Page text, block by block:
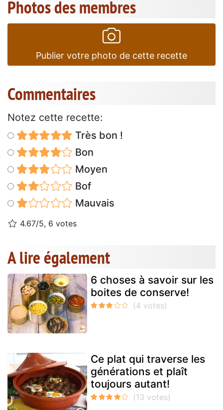
Photos des membres
Publier votre photo de cette recette
Commentaires
Notez cette recette:
Très bon !
Bon
Moyen
Bof
Mauvais
4.67/5, 6 votes
A lire également
6 choses à savoir sur les
boites de conserve!
Ce plat qui traverse les
générations et plaît
toujours autant!